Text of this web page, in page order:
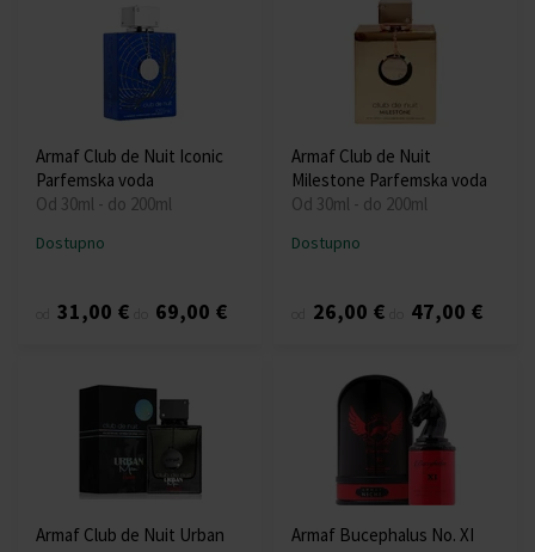
Armaf Club de Nuit Iconic
Parfemska voda
Od 30ml - do 200ml
Dostupno
31,00 € 69,00 €
Armaf Club de Nuit
Milestone Parfemska voda
Od 30ml - do 200ml
Dostupno
26,00 € 47,00 €
Armaf Club de Nuit Urban
Armaf Bucephalus No. XI